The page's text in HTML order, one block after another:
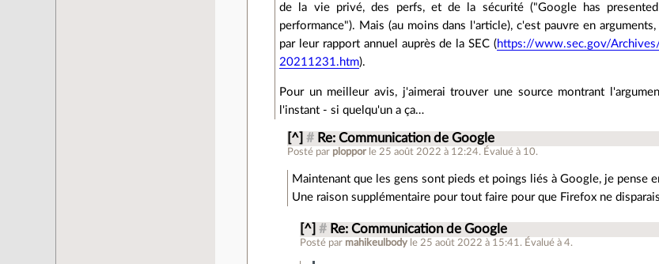
de la vie privé, des perfs, et de la sécurité ("Google has
performance"). Mais (au moins dans l'article), c'est pauvre en
par leur rapport annuel auprès de la SEC (https://www.sec.gov/
20211231.htm).
Pour un meilleur avis, j'aimerai trouver une source montrant
l'instant - si quelqu'un a ça…
[^] # Re: Communication de Google
Posté par ploppor le 25 août 2022 à 12:24. Évalué à 10.
Maintenant que les gens sont pieds et poings liés à Google, je pense
Une raison supplémentaire pour tout faire pour que Firefox ne
[^] # Re: Communication de Google
Posté par mahikeulbody le 25 août 2022 à 15:41 . Évalué à4.